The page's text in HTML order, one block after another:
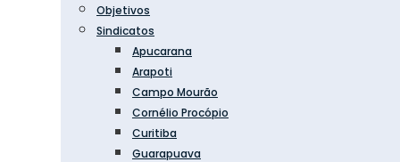
Objetivos
Sindicatos
Apucarana
Arapoti
Campo Mourão
Cornélio Procópio
Curitiba
Guarapuava